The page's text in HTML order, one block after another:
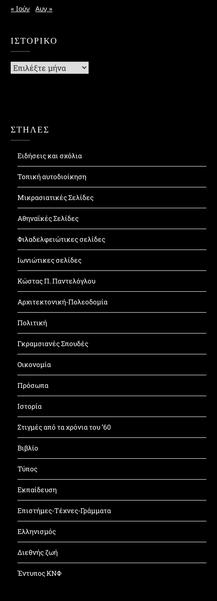
« Ιούν
Αυγ »
ΙΣΤΟΡΙΚΌ
Ιστορικό
ΣΤΗΛΕΣ
Ειδήσεις και σχόλια
Τοπική αυτοδιοίκηση
Μικρασιατικές Σελίδες
Αθηναϊκές Σελίδες
Φιλαδελφειώτικες σελίδες
Ιωνιώτικες σελίδες
Κώστας Π. Παντελόγλου
Αρχιτεκτονική-Πολεοδομία
Πολιτική
Γκραμσιανές Σπουδές
Οικονομία
Πρόσωπα
Ιστορία
Στιγμές από τα χρόνια του ’60
Βιβλίο
Τύπος
Εκπαίδευση
Επιστήμες-Τέχνες-Γράμματα
Ελληνισμός
Διεθνής ζωή
Έντυπος ΚΝΦ